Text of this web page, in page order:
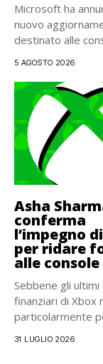
Microsoft ha
nuovo
destinato alle
5 AGOSTO 2026
Asha
conferma
l’impegno
per ridare
alle console
Sebbene gli
finanziari di Xbox
particolarmente
31 LUGLIO 2026